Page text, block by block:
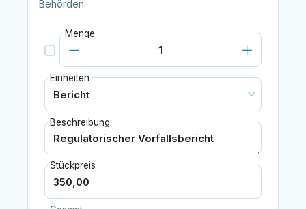
Behörden.
Menge
Einheiten
Beschreibung
Stückpreis